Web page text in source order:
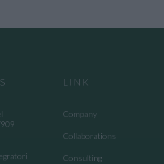
LINK
Company
Collaborations
Consulting